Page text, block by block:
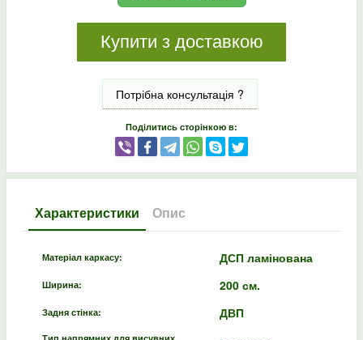
Купити з доставкою
Потрібна консультація ?
Поділитись сторінкою в:
Характеристики Опис
Матеріал каркасу: ДСП ламінована
Ширина: 200 см.
Задня стінка: ДВП